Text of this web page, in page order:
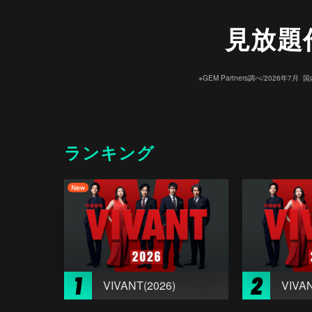
見放
※GEM Partners調べ/2026年7⽉ 国
ランキング
1 VIVANT(2026) 2